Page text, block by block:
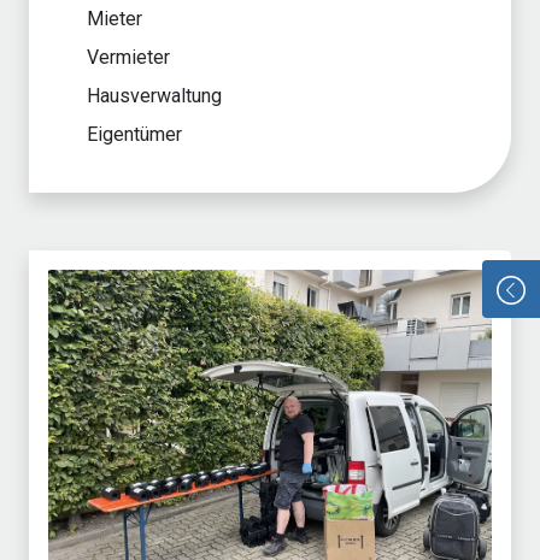
Mieter
Vermieter
Hausverwaltung
Eigentümer